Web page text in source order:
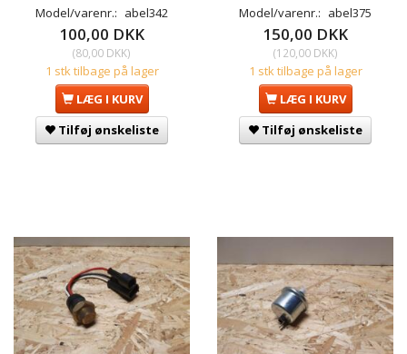
Model/varenr.: abel342
100,00 DKK
(80,00 DKK)
1 stk tilbage på lager
LÆG I KURV
Tilføj ønskeliste
Model/varenr.: abel375
150,00 DKK
(120,00 DKK)
1 stk tilbage på lager
LÆG I KURV
Tilføj ønskeliste